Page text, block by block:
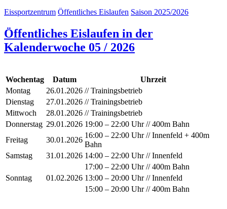
Eissportzentrum Öffentliches Eislaufen Saison 2025/2026
Öffentliches Eislaufen in der
Kalenderwoche 05 / 2026
Wochentag Datum
Uhrzeit
Montag
26.01.2026 // Trainingsbetrieb
Dienstag
27.01.2026 // Trainingsbetrieb
Mittwoch
28.01.2026 // Trainingsbetrieb
Donnerstag 29.01.2026 19:00 – 22:00 Uhr // 400m Bahn
Freitag
30.01.2026
16:00 – 22:00 Uhr // Innenfeld + 400m
Bahn
Samstag
31.01.2026 14:00 – 22:00 Uhr // Innenfeld
17:00 – 22:00 Uhr // 400m Bahn
Sonntag
01.02.2026 13:00 – 20:00 Uhr // Innenfeld
15:00 – 20:00 Uhr // 400m Bahn